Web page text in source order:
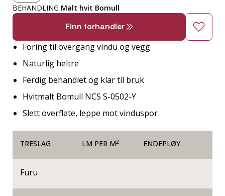
BEHANDLING Malt hvit Bomull
Finn forhandler
Foring til overgang vindu og vegg
Naturlig heltre
Ferdig behandlet og klar til bruk
Hvitmalt Bomull NCS S-0502-Y
Slett overflate, leppe mot vinduspor
TRESLAG LM PER M2 ENDEPLØY
Furu